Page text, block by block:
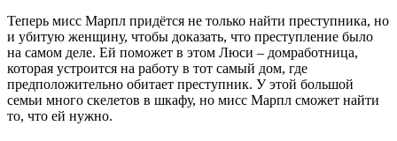
Теперь мисс Марпл придётся не только найти преступника, но
и убитую женщину, чтобы доказать, что преступление было
на самом деле. Ей поможет в этом Люси – домработница,
которая устроится на работу в тот самый дом, где
предположительно обитает преступник. У этой большой
семьи много скелетов в шкафу, но мисс Марпл сможет найти
то, что ей нужно.